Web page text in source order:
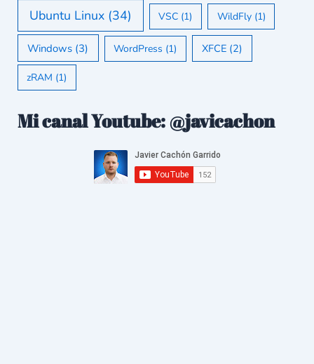
Ubuntu Linux(34) VSC (1) WildFly(1)
Windows (3) WordPress (1) XFCE(2)
zRAM (1)
Mi canal Youtube: @javicachon